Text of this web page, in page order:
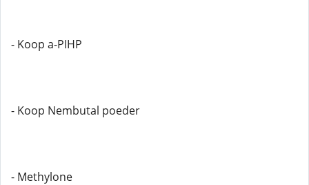
- Koop a-PIHP
- Koop Nembutal poeder
- Methylone